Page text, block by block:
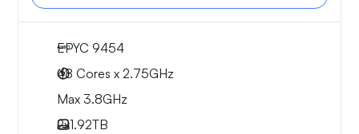
EPYC 9454
48 Cores x 2.75GHz
Max 3.8GHz
2x1.92TB